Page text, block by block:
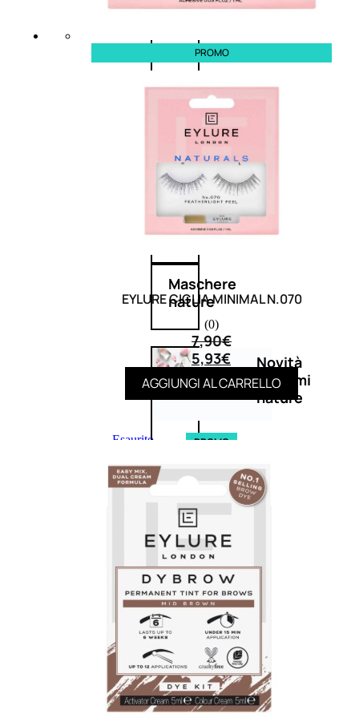
Corpo
Mani
Bagno
Detergenza
Trattamenti
viso
Maschere
nature
Novità
profumi
nature
Esaurito PROMO
Fragranze
Nature
Donna
L’OCCITANE
EDT
FIORI
DI
Valutato
PROMO
EYLURE CIGLIA MINIMAL N.070
(0)
7,90€
5,93€
AGGIUNGI AL CARRELLO